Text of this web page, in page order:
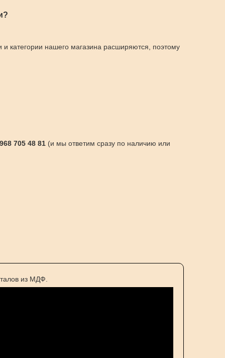
и категории нашего магазина расширяются, поэтому
705 48 81 (и мы ответим сразу по наличию или
из МДФ.